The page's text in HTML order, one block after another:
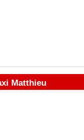
Matthieu